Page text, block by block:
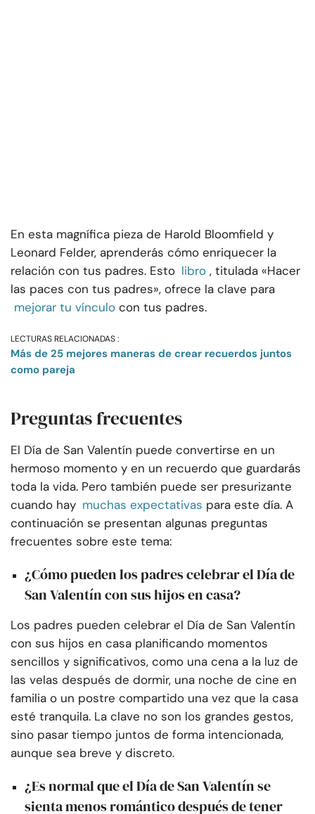
En esta magnífica pieza de Harold Bloomfield y
Leonard Felder, aprenderás cómo enriquecer la
relación con tus padres. Esto libro , titulada «Hacer
las paces con tus padres», ofrece la clave para
mejorar tu vínculo con tus padres.
LECTURAS RELACIONADAS :
Más de 25 mejores maneras de crear recuerdos juntos
como pareja
Preguntas frecuentes
El Día de San Valentín puede convertirse en un
hermoso momento y en un recuerdo que guardarás
toda la vida. Pero también puede ser presurizante
cuando hay muchas expectativas para este día. A
continuación se presentan algunas preguntas
frecuentes sobre este tema:
¿Cómo pueden los padres celebrar el Día de
San Valentín con sus hijos en casa?
Los padres pueden celebrar el Día de San Valentín
con sus hijos en casa planificando momentos
sencillos y significativos, como una cena a la luz de
las velas después de dormir, una noche de cine en
familia o un postre compartido una vez que la casa
esté tranquila. La clave no son los grandes gestos,
sino pasar tiempo juntos de forma intencionada,
aunque sea breve y discreto.
¿Es normal que el Día de San Valentín se
sienta menos romántico después de tener